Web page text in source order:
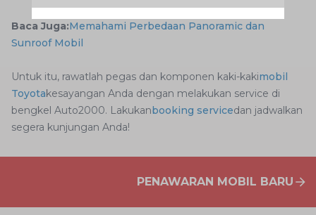
Baca Juga:Memahami Perbedaan Panoramic dan
Sunroof Mobil
Untuk itu, rawatlah pegas dan komponen kaki-kakimobil
Toyotakesayangan Anda dengan melakukan service di
bengkel Auto2000. Lakukanbooking servicedan jadwalkan
segera kunjungan Anda!
PENAWARAN MOBIL BARU